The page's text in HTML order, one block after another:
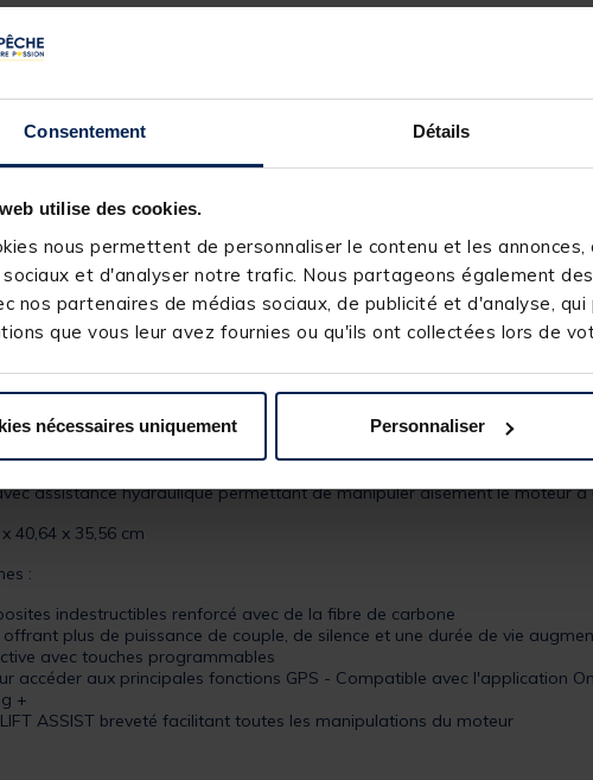
Consentement Détails
utilise des cookies.
nous permettent de personnaliser le contenu et les
et d'analyser notre trafic. Nous partageons également
nos partenaires de médias sociaux, de publicité et d'analyse,
que vous leur avez fournies ou qu'ils ont collectées lors de
nécessaires uniquement Personnaliser
115 Lbs en 36 volts
Volts
1866561
avancéeOPTIONNELLEMK-1866655
Weedless wedge 2
Side Imaging +
assistance hydraulique permettant de manipuler aisément le moteur à
40,64 x 35,56 cm
:
indestructibles renforcé avec de la fibre de carbone
offrant plus de puissance de couple, de silence et une durée de vie
avec touches programmables
accéder aux principales fonctions GPS - Compatible avec l'application
+
ASSIST breveté facilitant toutes les manipulations du moteur